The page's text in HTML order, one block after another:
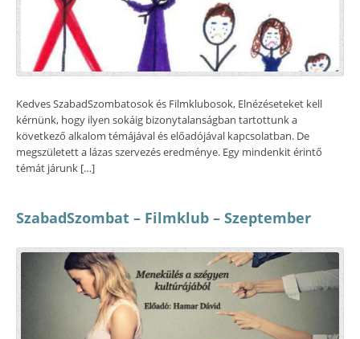
Kedves SzabadSzombatosok és Filmklubosok, Elnézéseteket kell
kérnünk, hogy ilyen sokáig bizonytalanságban tartottunk a
következő alkalom témájával és előadójával kapcsolatban. De
megszületett a lázas szervezés eredménye. Egy mindenkit érintő
témát járunk […]
SzabadSzombat – Filmklub – Szeptember